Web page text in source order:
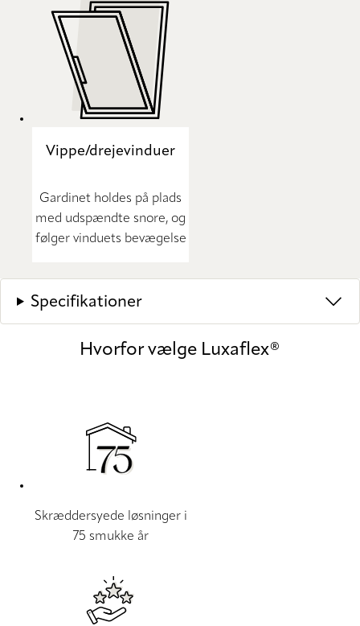
Vippe/drejevinduer
Gardinet holdes på plads
med udspændte snore, og
følger vinduets bevægelse
Specifikationer
Hvorfor vælge Luxaflex®
Skræddersyede løsninger i
75 smukke år